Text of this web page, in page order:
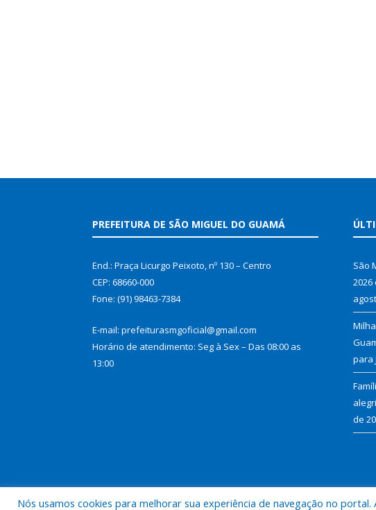
PREFEITURA DE SÃO MIGUEL DO GUAMÁ
End.: Praça Licurgo Peixoto, nº 130 – Centro
CEP: 68660-000
Fone: (91) 98463-7384
E-mail: prefeiturasmgoficial@gmail.com
Horário de atendimento: Seg à Sex – Das 08:00 as
13:00
São
2026
para
de
Nós usamos cookies para melhorar sua experiência de navegação no